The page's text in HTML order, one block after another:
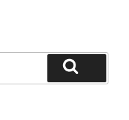
尋